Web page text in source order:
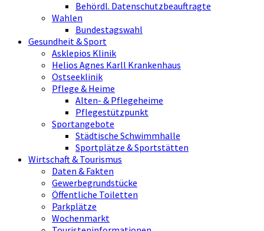
Behördl. Datenschutzbeauftragte
Wahlen
Bundestagswahl
Gesundheit & Sport
Asklepios Klinik
Helios Agnes Karll Krankenhaus
Ostseeklinik
Pflege & Heime
Alten- & Pflegeheime
Pflegestützpunkt
Sportangebote
Städtische Schwimmhalle
Sportplätze & Sportstätten
Wirtschaft & Tourismus
Daten & Fakten
Gewerbegrundstücke
Öffentliche Toiletten
Parkplätze
Wochenmarkt